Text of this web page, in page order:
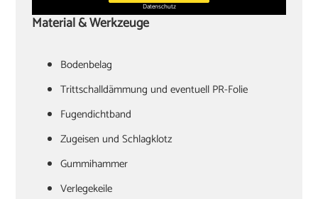
Datenschutz
Material & Werkzeuge
Bodenbelag
Trittschalldämmung und eventuell PR-Folie
Fugendichtband
Zugeisen und Schlagklotz
Gummihammer
Verlegekeile